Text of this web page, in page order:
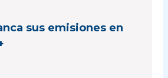
sus emisiones en